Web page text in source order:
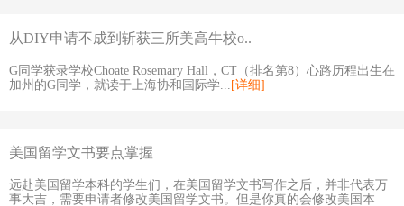
从DIY申请不成到斩获三所美高牛校o..
G同学获录学校Choate Rosemary Hall，CT（排名第8）心路历程出生在
加州的G同学，就读于上海协和国际学... [详细]
美国留学文书要点掌握
远赴美国留学本科的学生们，在美国留学文书写作之后，并非代表万
事大吉，需要申请者修改美国留学文书。但是你真的会修改美国本